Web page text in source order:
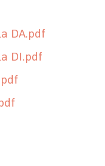
DA.pdf
DI.pdf